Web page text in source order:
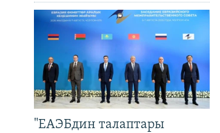
"ЕАЭБдин талаптары